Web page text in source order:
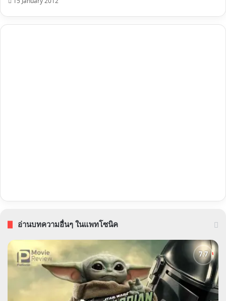
อ่านบทความอื่นๆ ในแพทโซนิค